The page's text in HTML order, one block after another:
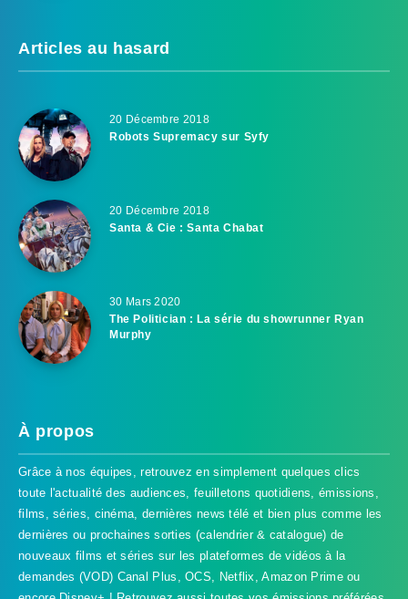
Articles au hasard
20 Décembre 2018
Robots Supremacy sur Syfy
20 Décembre 2018
Santa & Cie : Santa Chabat
30 Mars 2020
The Politician : La série du showrunner Ryan
Murphy
À propos
Grâce à nos équipes, retrouvez en simplement quelques clics
toute l'actualité des audiences, feuilletons quotidiens, émissions,
films, séries, cinéma, dernières news télé et bien plus comme les
dernières ou prochaines sorties (calendrier & catalogue) de
nouveaux films et séries sur les plateformes de vidéos à la
demandes (VOD) Canal Plus, OCS, Netflix, Amazon Prime ou